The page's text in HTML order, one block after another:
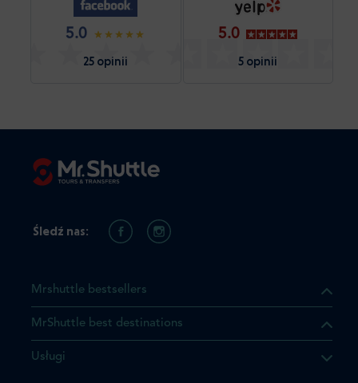
5.0
25 opinii
5.0
5 opinii
którego szukasz jest już
Mrshuttle bestsellers
MrShuttle best destinations
Usługi
Śledź nas: